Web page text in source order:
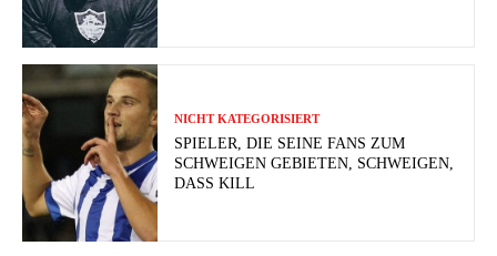
NICHT KATEGORISIERT
SPIELER, DIE SEINE FANS ZUM
SCHWEIGEN GEBIETEN, SCHWEIGEN,
DASS KILL